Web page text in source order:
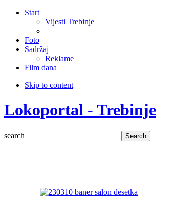
Start
Vijesti Trebinje
Foto
Sadržaj
Reklame
Film dana
Skip to content
Lokoportal - Trebinje
search